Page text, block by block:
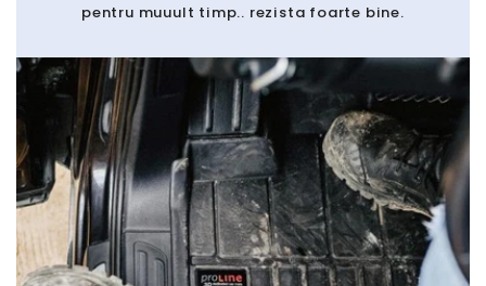
pentru muuult timp.. rezista foarte bine.